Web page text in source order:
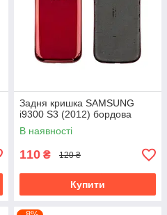
Задня кришка SAMSUNG
i9300 S3 (2012) бордова
В наявності
110 ₴ 120 ₴
Купити